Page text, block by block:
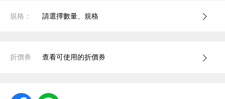
規格： 請選擇數量、規格
折價券 查看可使用的折價券